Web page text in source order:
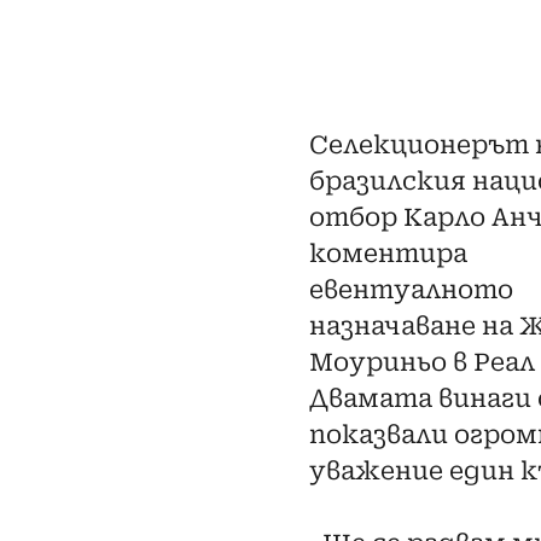
Селекционерът
бразилския
отбор Карло
коментира
евентуалното
назначаване на
Моуриньо в
Двамата винаги
показвали
уважение един